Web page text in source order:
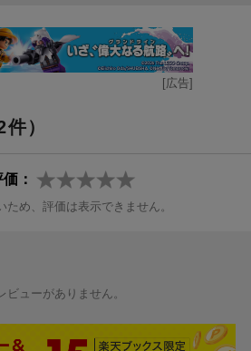
[広告]
）
：
ため、評価は表示できません。
ビューがありません。